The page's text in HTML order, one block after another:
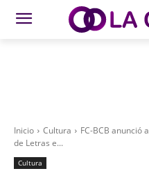
Inicio Cultura
FC-BCB anunció
de Letras e...
Cultura